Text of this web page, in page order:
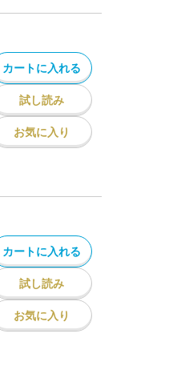
カートに入れる
試し読み
お気に入り
カートに入れる
試し読み
お気に入り